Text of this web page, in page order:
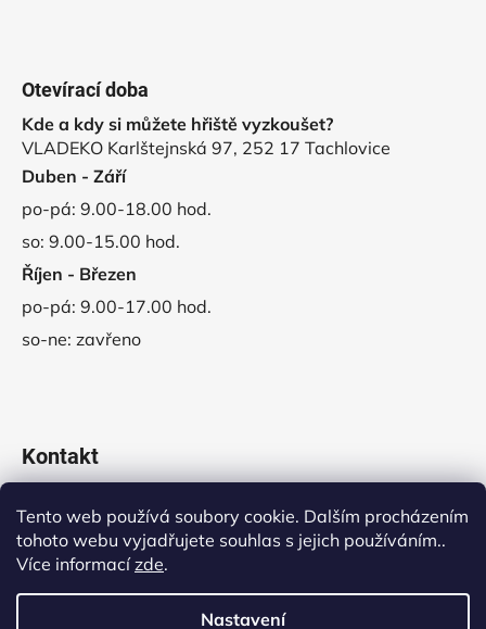
Tento web používá soubory cookie. Dalším procházením
tohoto webu vyjadřujete souhlas s jejich používáním..
Více informacízde.
Nastavení
Otevírací doba
Kde a kdy si můžete hřiště vyzkoušet?
VLADEKO Karlštejnská 97, 252 17 Tachlovice
Duben - Září
po-pá: 9.00-18.00 hod.
so: 9.00-15.00 hod.
Říjen - Březen
po-pá: 9.00-17.00 hod.
so-ne: zavřeno
Kontakt
obchod@vladeko.cz
+420 311 678 445